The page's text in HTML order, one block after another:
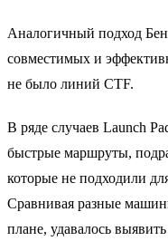
Аналогичный подход
совместимых и
не было линий CTF.
В ряде случаев Launch
быстрые маршруты,
которые не подходили
Сравнивая разные
плане, удавалось